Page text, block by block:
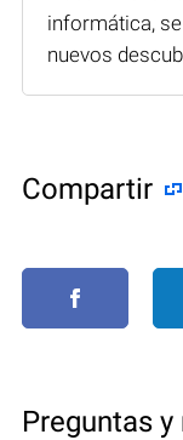
informática,
nuevos
Compartir
Preguntas